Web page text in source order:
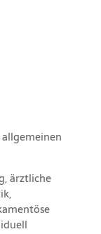
ärztliche